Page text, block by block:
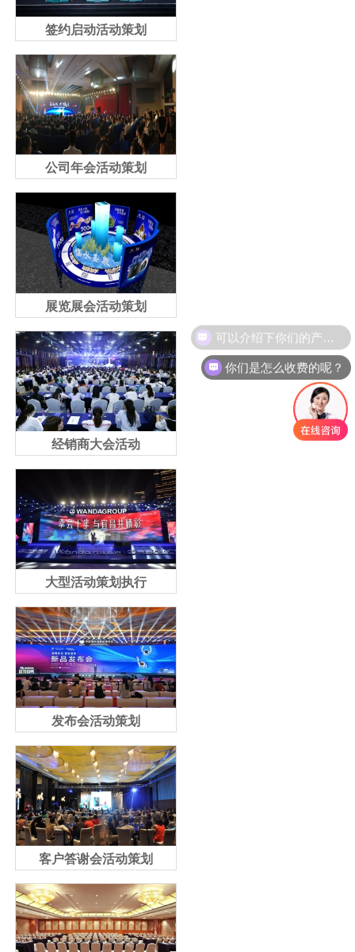
签约启动活动策划
公司年会活动策划
展览展会活动策划
经销商大会活动
大型活动策划执行
发布会活动策划
客户答谢会活动策划
你们是怎么收费的呢？